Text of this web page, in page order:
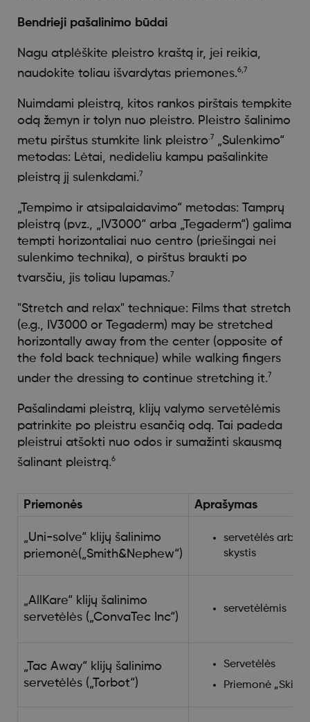
Bendrieji pašalinimo būdai
Nagu atplėškite pleistro kraštą ir, jei reikia,
naudokite toliau išvardytas priemones.6,7
Nuimdami pleistrą, kitos rankos pirštais tempkite
odą žemyn ir tolyn nuo pleistro. Pleistro šalinimo
metu pirštus stumkite link pleistro .7
„Sulenkimo“
metodas: Lėtai, nedideliu kampu pašalinkite
pleistrą jį sulenkdami. 7
„Tempimo ir atsipalaidavimo“ metodas: Tamprų
pleistrą (pvz., „IV3000“ arba „Tegaderm“) galima
tempti horizontaliai nuo centro (priešingai nei
sulenkimo technika), o pirštus braukti po
tvarsčiu, jis toliau lupamas. 7
"Stretch and relax" technique: Films that stretch
(e.g., IV3000 or Tegaderm) may be stretched
horizontally away from the center (opposite of
the fold back technique) while walking fingers
under the dressing to continue stretching it. 7
Pašalindami pleistrą, klijų valymo servetėlėmis
patrinkite po pleistru esančią odą. Tai padeda
pleistrui atšokti nuo odos ir sumažinti skausmą
šalinant pleistrą.6
Priemonės Aprašymas
„Uni-solve“ klijų šalinimo
priemonė(„Smith&Nephew“)
servetėlės arba
skystis
„AllKare“ klijų šalinimo
servetėlės („ConvaTec Inc“)
servetėlėmis
„Tac Away“ klijų šalinimo
servetėlės („Torbot“)
Servetėlės
Priemonė „Skin